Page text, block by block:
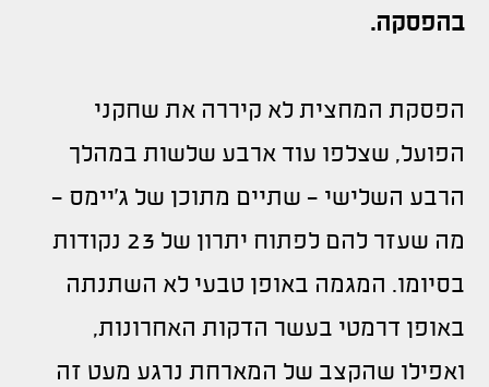
בהפסקה.
הפסקת המחצית לא קיררה את שחקני
הפועל, שצלפו עוד ארבע שלשות במהלך
הרבע השלישי - שתיים מתוכן של ג'יימס -
מה שעזר להם לפתוח יתרון של 23 נקודות
בסיומו. המגמה באופן טבעי לא השתנתה
באופן דרמטי בעשר הדקות האחרונות,
ואפילו שהקצב של המארחת נרגע מעט זה